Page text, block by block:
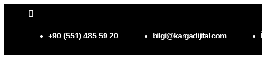
+90 (551) 485 59 20 bilgi@kargadijital.com